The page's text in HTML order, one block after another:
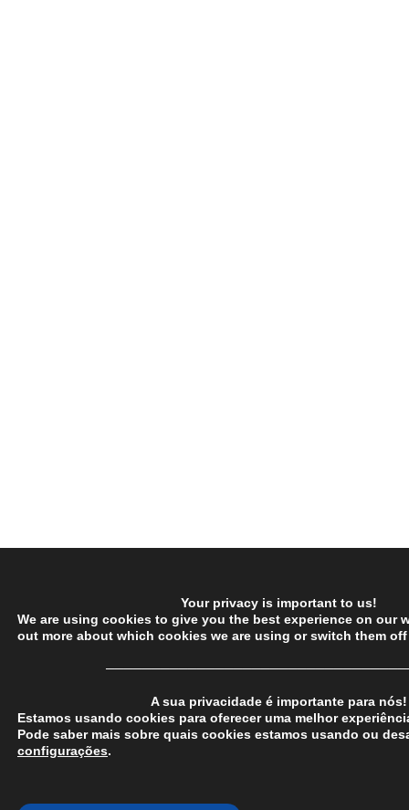
Your privacy is important to us!
We are using cookies to give you the best experience on our
out more about which cookies we are using or switch them
A sua privacidade é importante para nós!
Estamos usando cookies para oferecer uma melhor
Pode saber mais sobre quais cookies estamos usando ou
configurações.